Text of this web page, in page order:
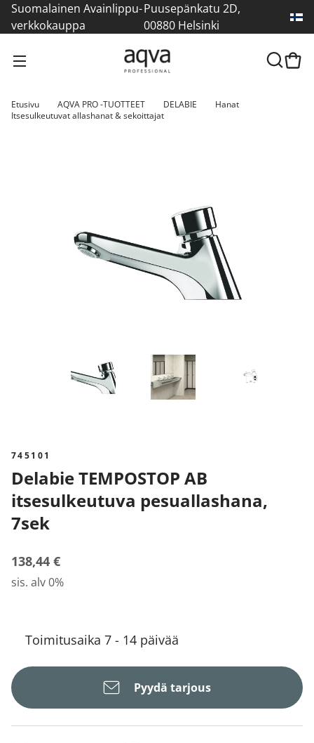
Suomalainen Avainlippu-
verkkokauppa
Puusepänkatu 2D,
00880 Helsinki
Etusivu AQVA PRO -TUOTTEET DELABIE
Hanat
Itsesulkeutuvat allashanat & sekoittajat
745101
Delabie TEMPOSTOP AB
itsesulkeutuva pesuallashana,
7sek
138,44 €
sis. alv 0%
Toimitusaika 7 - 14 päivää
Pyydä tarjous